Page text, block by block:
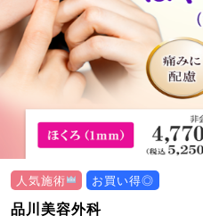
人気施術 お買い得◎
品川美容外科